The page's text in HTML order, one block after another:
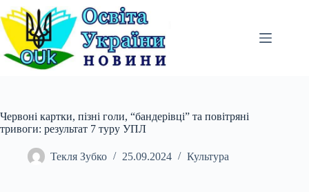
Перейти
до
вмісту
Червоні картки, пізні голи, “бандерівці” та повітряні
тривоги: результат 7 туру УПЛ
Текля Зубко 25.09.2024 Культура